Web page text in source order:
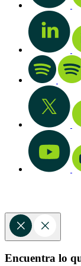
Encuentra lo